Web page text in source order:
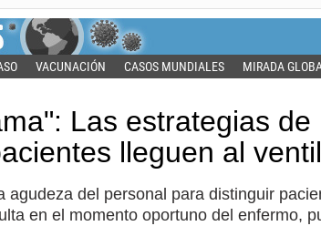
VACUNACIÓN CASOS MUNDIALES MIRADA
Las estrategias de
lleguen al
agudeza del personal para distinguir
en el momento oportuno del enfermo,